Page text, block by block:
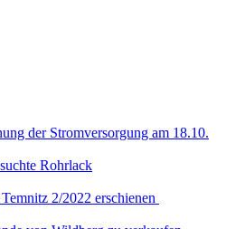
der Stromversorgung am 18.10.
Rohrlack
2/2022 erschienen